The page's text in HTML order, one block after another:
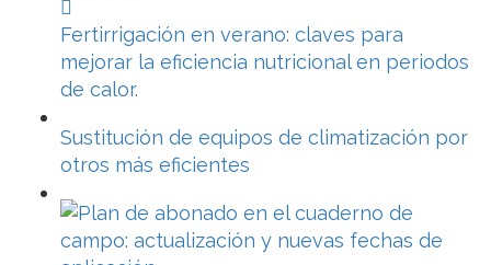
Fertirrigación en verano: claves para
mejorar la eficiencia nutricional en periodos
de calor.
Sustitución de equipos de climatización por
otros más eficientes